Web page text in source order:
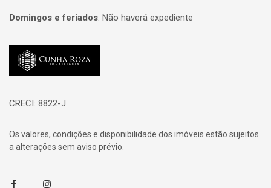
Domingos e feriados: Não haverá expediente
Página inicial
CRECI: 8822-J
Os valores, condições e disponibilidade dos imóveis estão sujeitos
a alterações sem aviso prévio.
FacebookInstagram